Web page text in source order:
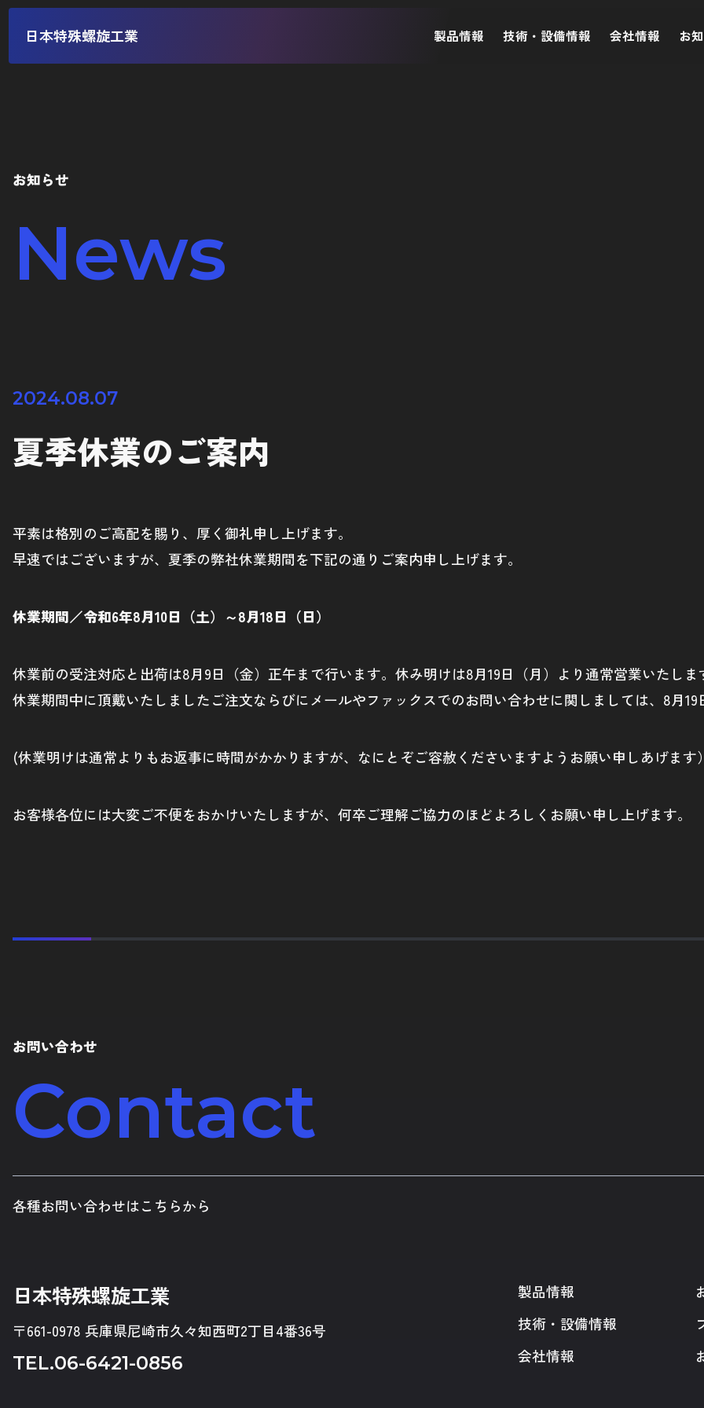
日本特殊螺旋工業 製品情報 技術・設備情報 会社情報 お
お知らせ
News
2024.08.07
夏季休業のご案内
平素は格別のご高配を賜り、厚く御礼申し上げます。
早速ではございますが、夏季の弊社休業期間を下記の通りご案内申し上げます。
休業期間／令和6年8月10日（土）～8月18日（日）
休業前の受注対応と出荷は8月9日（金）正午まで行います。休み明けは8月19日（月）より通常営業いたしま
休業期間中に頂戴いたしましたご注文ならびにメールやファックスでのお問い合わせに関しましては、8月
(休業明けは通常よりもお返事に時間がかかりますが、なにとぞご容赦くださいますようお願い申しあげます
お客様各位には大変ご不便をおかけいたしますが、何卒ご理解ご協力のほどよろしくお願い申し上げます。
お問い合わせ
Contact
各種お問い合わせはこちらから
日本特殊螺旋工業
〒661-0978 兵庫県尼崎市久々知西町2丁目4番36号
TEL.06-6421-0856
製品情報
技術・設備情報
会社情報